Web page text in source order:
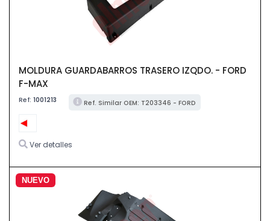
MOLDURA GUARDABARROS TRASERO IZQDO. - FORD
F-MAX
Ref: 1001213 Ref. Similar OEM: T203346 - FORD
Ver detalles
NUEVO